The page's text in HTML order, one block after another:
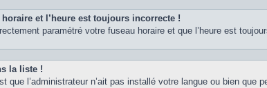
et l’heure est toujours incorrecte !
paramétré votre fuseau horaire et que l’heure est
la liste !
que l’administrateur n’ait pas installé votre langue ou bien